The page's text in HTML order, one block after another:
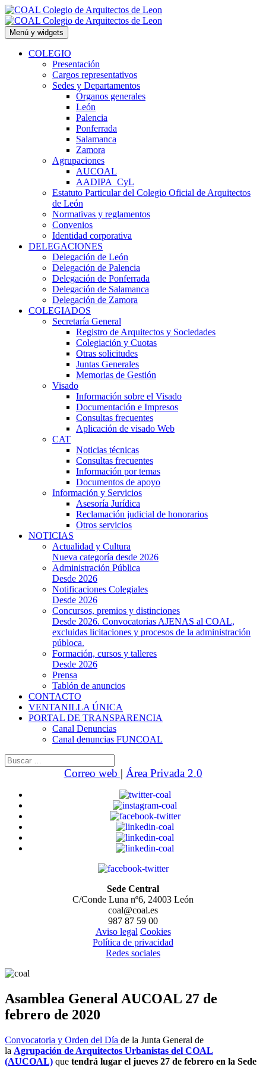
Saltar
al
contenido
Menú y widgets
COLEGIO
Presentación
Cargos representativos
Sedes y Departamentos
Órganos generales
León
Palencia
Ponferrada
Salamanca
Zamora
Agrupaciones
AUCOAL
AADIPA_CyL
Estatuto Particular del Colegio Oficial de Arquitectos
de León
Normativas y reglamentos
Convenios
Identidad corporativa
DELEGACIONES
Delegación de León
Delegación de Palencia
Delegación de Ponferrada
Delegación de Salamanca
Delegación de Zamora
COLEGIADOS
Secretaría General
Registro de Arquitectos y Sociedades
Colegiación y Cuotas
Otras solicitudes
Juntas Generales
Memorias de Gestión
Visado
Información sobre el Visado
Documentación e Impresos
Consultas frecuentes
Aplicación de visado Web
CAT
Noticias técnicas
Consultas frecuentes
Información por temas
Documentos de apoyo
Información y Servicios
Asesoría Jurídica
Reclamación judicial de honorarios
Otros servicios
NOTICIAS
Actualidad y Cultura
Nueva categoría desde 2026
Administración Pública
Desde 2026
Notificaciones Colegiales
Desde 2026
Concursos, premios y distinciones
Desde 2026. Convocatorias AJENAS al COAL,
excluidas licitaciones y procesos de la administración
públoca.
Formación, cursos y talleres
Desde 2026
Prensa
Tablón de anuncios
CONTACTO
VENTANILLA ÚNICA
PORTAL DE TRANSPARENCIA
Canal Denuncias
Canal denuncias FUNCOAL
Buscar:
Correo web | Área Privada 2.0
Sede Central
C/Conde Luna nº6, 24003 León
coal@coal.es
987 87 59 00
Aviso legal Cookies
Política de privacidad
Redes sociales
Asamblea General AUCOAL 27 de
febrero de 2020
Convocatoria y Orden del Día de la Junta General de
la Agrupación de Arquitectos Urbanistas del COAL
(AUCOAL) que tendrá lugar el jueves 27 de febrero en la Sede